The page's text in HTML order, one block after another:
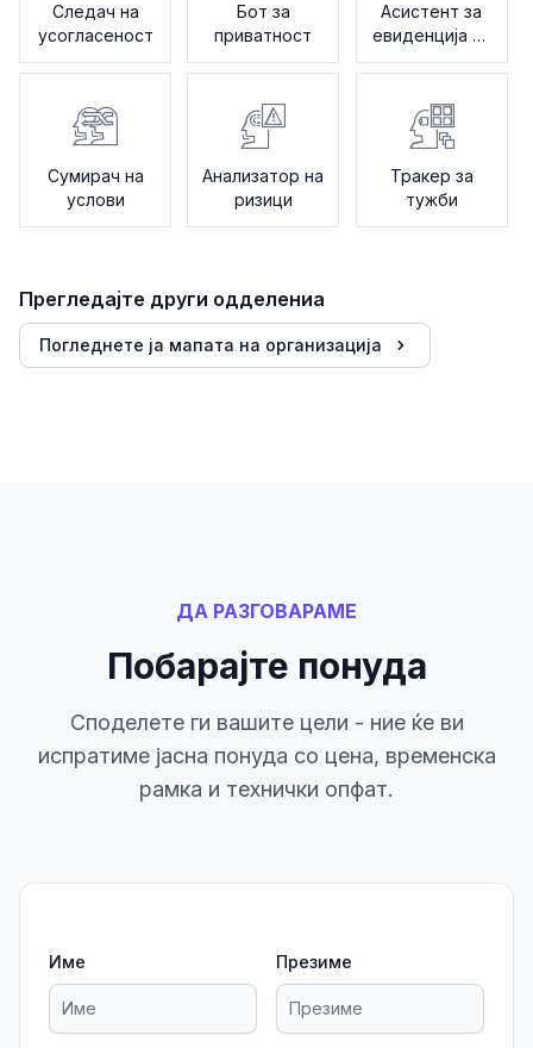
Следач на
усогласеност
Бот за
приватност
Асистент за
евиденција на
ревизија
Сумирач на
услови
Анализатор на
ризици
Тракер за
тужби
Прегледајте други одделениа
Погледнете ја мапата на организација
ДА РАЗГОВАРАМЕ
Побарајте понуда
Споделете ги вашите цели - ние ќе ви
испратиме јасна понуда со цена, временска
рамка и технички опфат.
Име Презиме